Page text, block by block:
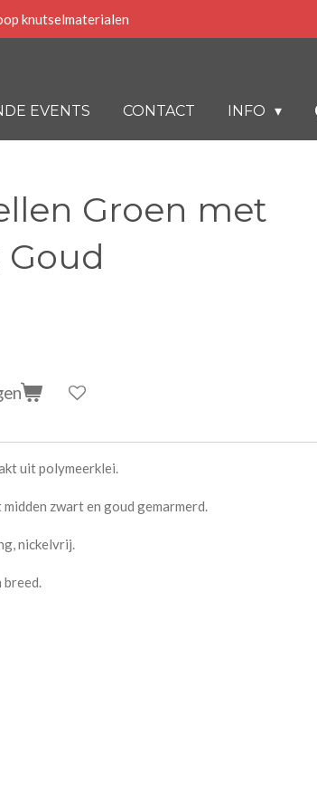
knutselmaterialen
EVENTS CONTACT INFO
Groen met
uit polymeerklei.
zwart en goud gemarmerd.
nickelvrij.
breed.